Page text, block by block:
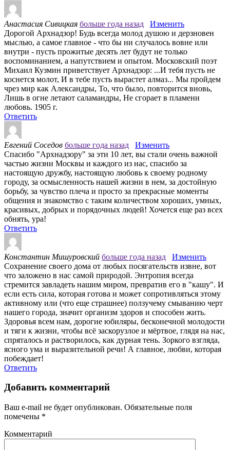
Анастасия Сивицкая больше года назад
Изменить
Дорогой Архнадзор! Будь всегда молод душою и дерзновен
мыслью, а самое главное - что бы ни случалось вовне или
внутри - пусть прожитые десять лет будут не только
воспоминанием, а напутствием и опытом. Московский поэт
Михаил Кузмин приветствует Архнадзор: ...И тебя пусть не
коснется молот, И в тебе пусть вырастет алмаз... Мы пройдем
чрез мир как Александры, То, что было, повторится вновь,
Лишь в огне летают саламандры, Не сгорает в пламени
любовь. 1905 г.
Ответить
Евгений Соседов больше года назад
Изменить
Спасибо "Архнадзору" за эти 10 лет, вы стали очень важной
частью жизни Москвы и каждого из нас, спасибо за
настоящую дружбу, настоящую любовь к своему родному
городу, за осмысленность нашей жизни в нем, за достойную
борьбу, за чувство плеча и просто за прекрасные моменты
общения и знакомство с таким количеством хороших, умных,
красивых, добрых и порядочных людей! Хочется еще раз всех
обнять, ура!
Ответить
Константин Мишуровский больше года назад
Изменить
Сохранение своего дома от любых посягательств извне, вот
что заложено в нас самой природой. Энтропия всегда
стремится завладеть нашим миром, превратив его в "кашу". И
если есть сила, которая готова и может сопротивляться этому
активному или (что еще страшнее) ползучему смыванию черт
нашего города, значит организм здоров и способен жить.
Здоровья всем нам, дорогие юбиляры, бесконечной молодости
и тяги к жизни, чтобы всё заскорузлое и мёртвое, глядя на нас,
спряталось и растворилось, как дурная тень. Зоркого взгляда,
ясного ума и выразительной речи! А главное, любви, которая
побеждает!
Ответить
Добавить комментарий
Ваш e-mail не будет опубликован. Обязательные поля
помечены *
Комментарий